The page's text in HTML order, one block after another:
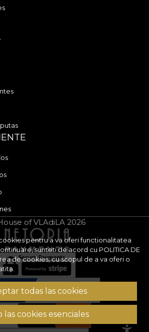
pentru a va oferi functionalitatea
sunteti de acord cu POLITICA DE
de cookies, cu scopul de a va oferi o
todas las cookies
las cookies esenciales
of VLAdiLA 2026